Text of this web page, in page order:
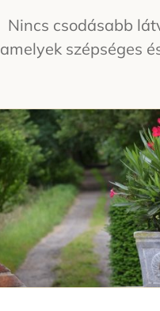
Nincs csodásabb
amelyek szépséges